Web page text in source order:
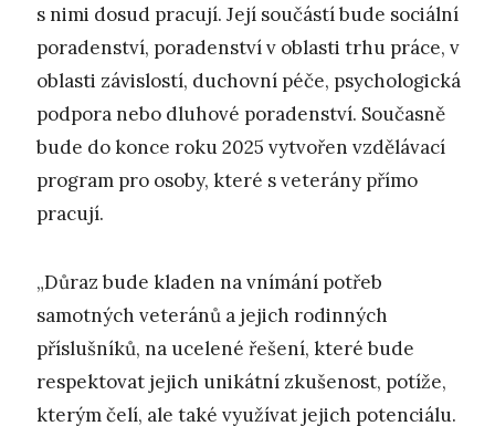
s nimi dosud pracují. Její součástí bude sociální
poradenství, poradenství v oblasti trhu práce, v
oblasti závislostí, duchovní péče, psychologická
podpora nebo dluhové poradenství. Současně
bude do konce roku 2025 vytvořen vzdělávací
program pro osoby, které s veterány přímo
pracují.
„Důraz bude kladen na vnímání potřeb
samotných veteránů a jejich rodinných
příslušníků, na ucelené řešení, které bude
respektovat jejich unikátní zkušenost, potíže,
kterým čelí, ale také využívat jejich potenciálu.